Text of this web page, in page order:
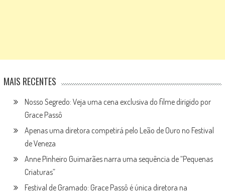
MAIS RECENTES
Nosso Segredo: Veja uma cena exclusiva do filme dirigido por
Grace Passô
Apenas uma diretora competirá pelo Leão de Ouro no Festival
de Veneza
Anne Pinheiro Guimarães narra uma sequência de “Pequenas
Criaturas”
Festival de Gramado: Grace Passô é única diretora na